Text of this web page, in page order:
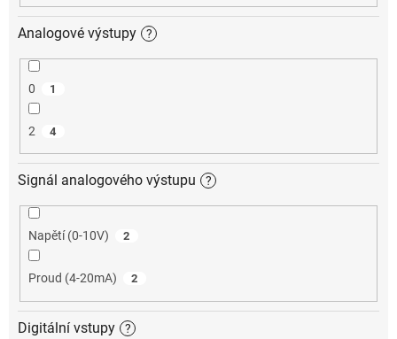
Analogové výstupy ?
0 1
2 4
Signál analogového výstupu ?
Napětí (0-10V) 2
Proud (4-20mA) 2
Digitální vstupy ?